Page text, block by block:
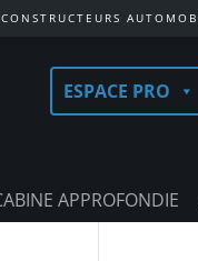
ESPACE PRO
APPROFONDIE